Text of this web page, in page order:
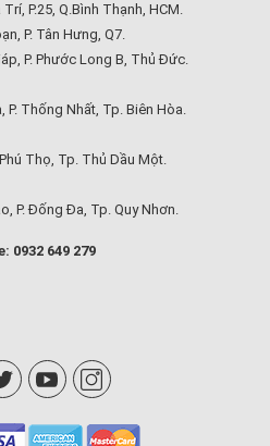
P.25, Q.Bình Thạnh, HCM.
P. Tân Hưng, Q7.
P. Phước Long B, Thủ Đức.
Thống Nhất, Tp. Biên Hòa.
Thọ, Tp. Thủ Dầu Một.
P. Đống Đa, Tp. Quy Nhơn.
0932 649 279